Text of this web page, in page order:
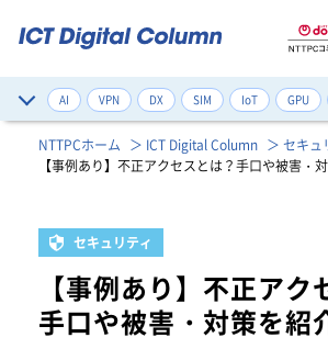
AI VPN DX SIM IoT GPU
サイバー攻撃対策 デジタルツイン ネット
ゼロトラスト 健康管理 注目のワード一覧
NTTPCホーム ICT Digital Column
セキュ
【事例あり】不正アクセスとは？手口や被害・
セキュリティ
【事例あり】不正アク
手口や被害・対策を紹